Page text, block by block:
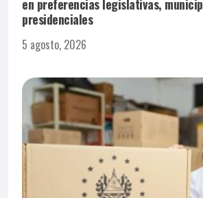
en preferencias legislativas,
presidenciales
5 agosto, 2026